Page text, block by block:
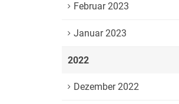
Februar 2023
Januar 2023
2022
Dezember 2022